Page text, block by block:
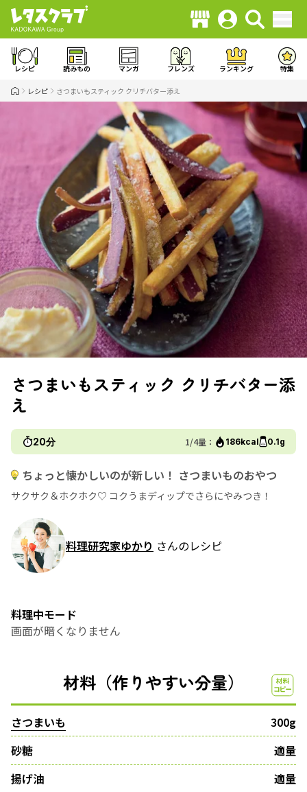
レシピ 読みもの マンガ フレンズ ランキング 特集
レシピ さつまいもスティック クリチバター添え
さつまいもスティック クリチバター添
え
20分 1/4量： 186kcal 0.1g
ちょっと懐かしいのが新しい！ さつまいものおやつ
サクサク＆ホクホク♡ コクうまディップでさらにやみつき！
料理研究家ゆかり さんのレシピ
料理中モード
画面が暗くなりません
材料（作りやすい分量）
さつまいも
300g
砂糖
適量
揚げ油
適量